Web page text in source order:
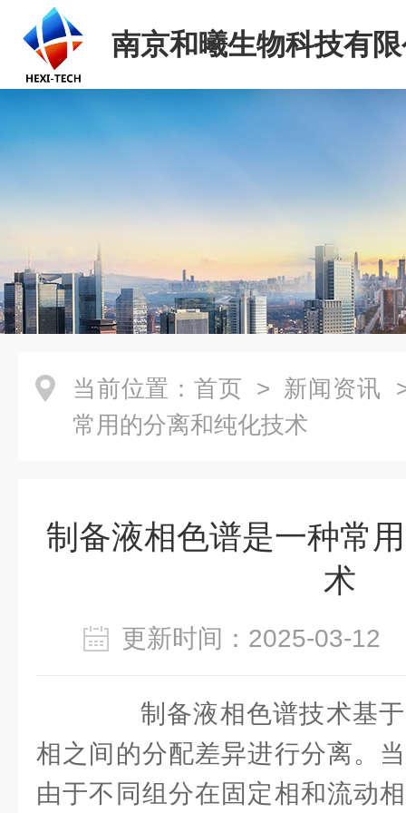
南京和曦生物科技有
当前位置： 首页 > 新闻资讯
常用的分离和纯化技术
制备液相色谱是一种常
术
更新时间：2025-03-
制备液相色谱技术基于
相之间的分配差异进行分离。
由于不同组分在固定相和流动